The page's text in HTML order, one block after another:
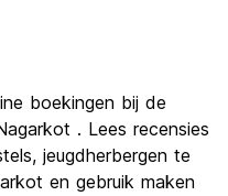
boekingen bij de
. Lees recensies
jeugdherbergen te
en gebruik maken